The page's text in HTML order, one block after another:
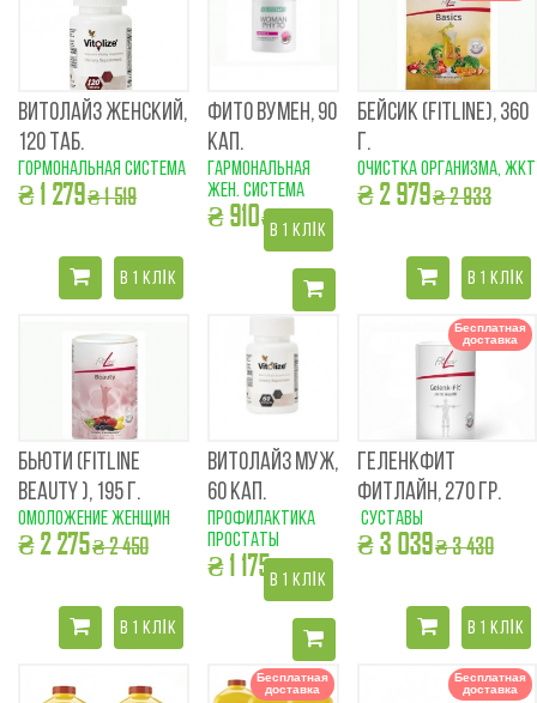
ВИТОЛАЙЗ ЖЕНСКИЙ,
120 ТАБ.
гормональная система
₴ 1 279₴ 1 519
В 1 КЛІК
ФИТО ВУМЕН, 90
КАП.
гармональная
жен. система
₴ 910₴ 856
В 1 КЛІК
БЕЙСИК (FITLINE), 360
Г.
очистка организма, ЖКТ
₴ 2 979₴ 2 933
В 1 КЛІК
БЬЮТИ (FITLINE
BEAUTY ), 195 Г.
омоложение женщин
₴ 2 275₴ 2 450
В 1 КЛІК
ВИТОЛАЙЗ МУЖ,
60 КАП.
профилактика
простаты
₴ 1 175₴ 1 425
В 1 КЛІК
Бесплатная
доставка
ГЕЛЕНКФИТ
ФИТЛАЙН, 270 ГР.
суставы
₴ 3 039₴ 3 430
В 1 КЛІК
Бесплатная
доставка
Бесплатная
доставка